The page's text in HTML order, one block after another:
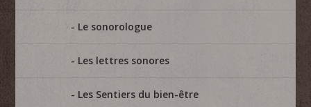
Le sonorologue
Les lettres sonores
Les Sentiers du bien-être